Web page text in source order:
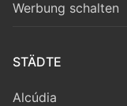
Werbung schalten
STÄDTE
Alcúdia